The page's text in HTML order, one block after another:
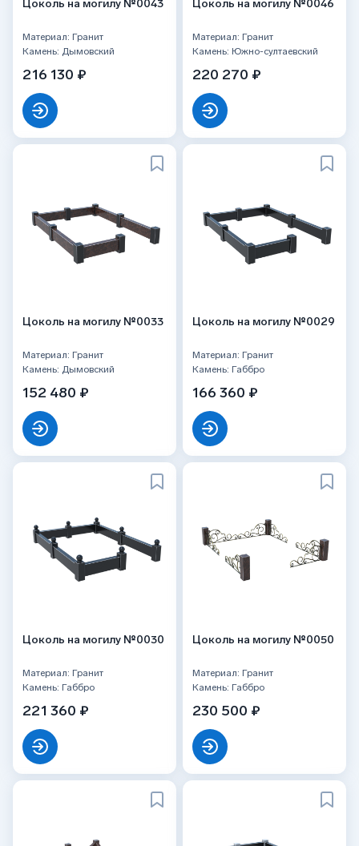
Цоколь на могилу №0043
Материал: Гранит
Камень: Дымовский
216 130 ₽
Цоколь на могилу №0046
Материал: Гранит
Камень: Южно-султаевский
220 270 ₽
Цоколь на могилу №0033
Материал: Гранит
Камень: Дымовский
152 480 ₽
Цоколь на могилу №0029
Материал: Гранит
Камень: Габбро
166 360 ₽
Цоколь на могилу №0030
Материал: Гранит
Камень: Габбро
221 360 ₽
Цоколь на могилу №0050
Материал: Гранит
Камень: Габбро
230 500 ₽